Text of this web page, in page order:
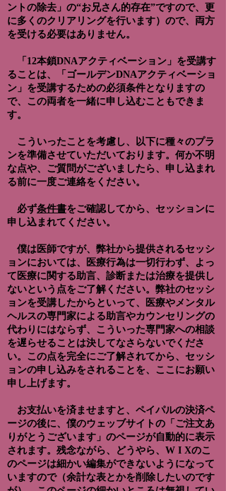
ントの除去」の“お兄さん的存在”ですので、更
に多くのクリアリングを行います）ので、両方
を受ける必要はありません。
「12本鎖DNAアクティベーション」を受講す
ることは、「ゴールデンDNAアクティベーショ
ン」を受講するための必須条件となりますの
で、この両者を一緒に申し込むこともできま
す。​
こういったことを考慮し、以下に種々のプラ
ンを準備させていただいております。何か不明
な点や、ご質問がございましたら、申し込まれ
る前に一度ご連絡をください。
必ず条件書をご確認してから、セッションに
申し込まれてください。
僕は医師ですが、弊社から提供されるセッシ
ョンにおいては、医療行為は一切行わず、よっ
て医療に関する助言、診断または治療を提供し
ないという点をご了解ください。弊社のセッシ
ョンを受講したからといって、医療やメンタル
ヘルスの専門家による助言やカウンセリングの
代わりにはならず、こういった専門家への相談
を遅らせることは決してなさらないでくださ
い。この点を完全にご了解されてから、セッシ
ョンの申し込みをされることを、ここにお願い
申し上げます。
お支払いを済ませますと、ペイパルの決済ペ
ージの後に、僕のウェッブサイトの「ご注文あ
りがとうございます」のページが自動的に表示
されます。残念ながら、どうやら、W I Xのこ
のページは細かい編集ができないようになって
いますので（余計な表とかを削除したいのです